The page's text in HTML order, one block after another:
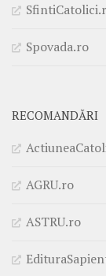
Spovada.ro
RECOMANDĂRI
AGRU.ro
ASTRU.ro